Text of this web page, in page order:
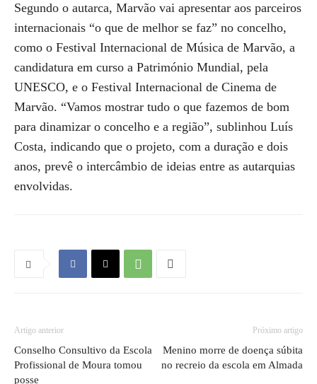
Segundo o autarca, Marvão vai apresentar aos parceiros
internacionais “o que de melhor se faz” no concelho,
como o Festival Internacional de Música de Marvão, a
candidatura em curso a Património Mundial, pela
UNESCO, e o Festival Internacional de Cinema de
Marvão. “Vamos mostrar tudo o que fazemos de bom
para dinamizar o concelho e a região”, sublinhou Luís
Costa, indicando que o projeto, com a duração e dois
anos, prevê o intercâmbio de ideias entre as autarquias
envolvidas.
Artigo anterior
Conselho Consultivo da Escola
Profissional de Moura tomou
posse
Próximo artigo
Menino morre de doença súbita
no recreio da escola em Almada